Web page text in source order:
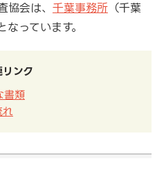
協会は、 千葉事務所（千葉
っています。
ンク
書類
れ